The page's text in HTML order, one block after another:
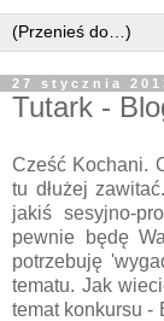
27 stycznia
Tutark -
Cześć Kochani.
tu dłużej
jakiś sesyjno-
pewnie będę
potrzebuję
tematu. Jak
temat konkursu -